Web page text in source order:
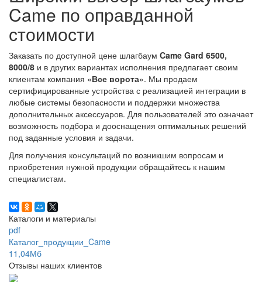
Came по оправданной
стоимости
Заказать по доступной цене шлагбаум Came Gard 6500,
8000/8 и в других вариантах исполнения предлагает своим
клиентам компания «Все ворота». Мы продаем
сертифицированные устройства с реализацией интеграции в
любые системы безопасности и поддержки множества
дополнительных аксессуаров. Для пользователей это означает
возможность подбора и дооснащения оптимальных решений
под заданные условия и задачи.
Для получения консультаций по возникшим вопросам и
приобретения нужной продукции обращайтесь к нашим
специалистам.
Каталоги и материалы
pdf
Каталог_продукции_Came
11,04Мб
Отзывы наших клиентов